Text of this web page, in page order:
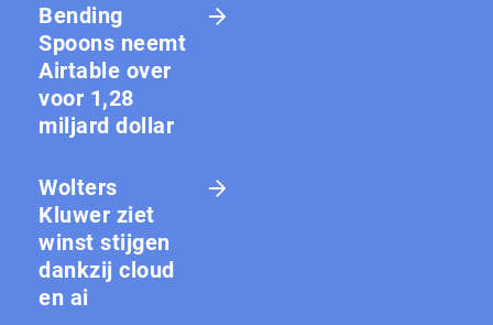
Bending
Spoons neemt
Airtable over
voor 1,28
miljard dollar
Wolters
Kluwer ziet
winst stijgen
dankzij cloud
en ai